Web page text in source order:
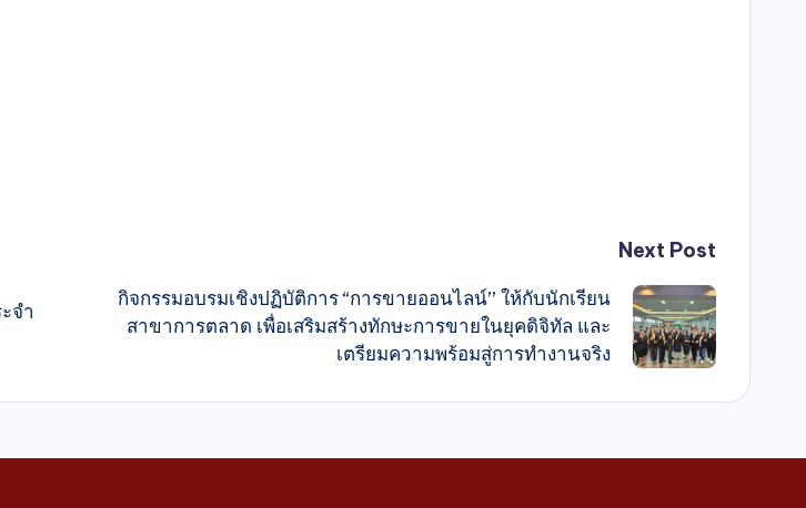
จำ
Next Post
กิจกรรมอบรมเชิงปฏิบัติการ “การขายออนไลน์” ให้กับนักเรียน
สาขาการตลาด เพื่อเสริมสร้างทักษะการขายในยุคดิจิทัล และ
เตรียมความพร้อมสู่การทำงานจริง